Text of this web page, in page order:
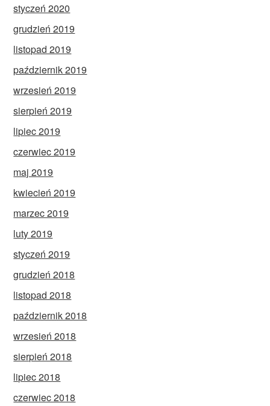
styczeń 2020
grudzień 2019
listopad 2019
październik 2019
wrzesień 2019
sierpień 2019
lipiec 2019
czerwiec 2019
maj 2019
kwiecień 2019
marzec 2019
luty 2019
styczeń 2019
grudzień 2018
listopad 2018
październik 2018
wrzesień 2018
sierpień 2018
lipiec 2018
czerwiec 2018